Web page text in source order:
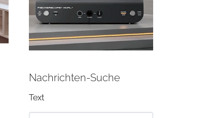
Nachrichten-Suche
Text